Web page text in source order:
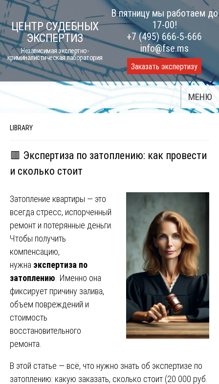
Skip
to
content
ЦЕНТР СУДЕБНЫХ
ЭКСПЕРТИЗ
Независимая экспертно-
криминалистическая лаборатория
В пятницу мы работаем до
17-00!
+7 (495) 666-5-666
info@fse.ms
Заказать экспертизу
МЕНЮ
LIBRARY
🟥 Экспертиза по затоплению: как провести
и сколько стоит
Затопление квартиры — это
всегда стресс, испорченный
ремонт и потерянные деньги.
Чтобы получить
компенсацию,
нужна экспертиза по
затоплению . Именно она
фиксирует причину залива,
объем повреждений и
стоимость
восстановительного
ремонта.
В этой статье — всё, что нужно знать об экспертизе по
затоплению: какую заказать, сколько стоит (20 000 руб.